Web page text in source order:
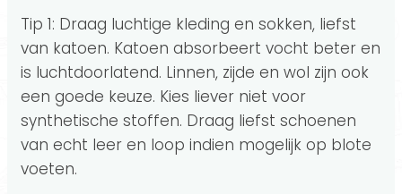
Tip 1: Draag luchtige kleding en sokken, liefst
van katoen. Katoen absorbeert vocht beter en
is luchtdoorlatend. Linnen, zijde en wol zijn ook
een goede keuze. Kies liever niet voor
synthetische stoffen. Draag liefst schoenen
van echt leer en loop indien mogelijk op blote
voeten.